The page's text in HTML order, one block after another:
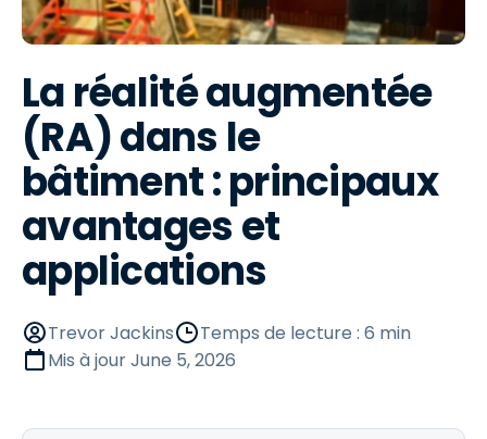
La réalité augmentée
(RA) dans le
bâtiment : principaux
avantages et
applications
Trevor Jackins
Temps de lecture : 6 min
Mis à jourJune 5, 2026